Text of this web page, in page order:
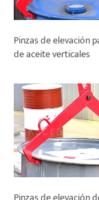
Pinzas de elevación
de aceite verticales